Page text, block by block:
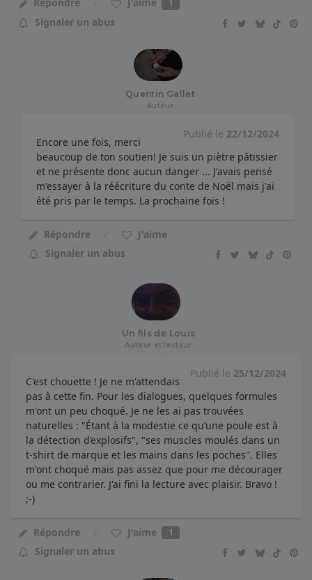
Répondre J'aime 1
Signaler un abus
Quentin Gallet
Auteur
Publié le 22/12/2024
Encore une fois, merci
beaucoup de ton soutien! Je suis un piètre pâtissier
et ne présente donc aucun danger ... J'avais pensé
m'essayer à la réécriture du conte de Noël mais j'ai
été pris par le temps. La prochaine fois !
Répondre
J'aime
Signaler un abus
Un fils de Louis
Auteur et lecteur
Publié le 25/12/2024
C'est chouette ! Je ne m'attendais
pas à cette fin. Pour les dialogues, quelques formules
m'ont un peu choqué. Je ne les ai pas trouvées
naturelles : "Étant à la modestie ce qu’une poule est à
la détection d’explosifs", "ses muscles moulés dans un
t-shirt de marque et les mains dans les poches". Elles
m'ont choqué mais pas assez que pour me décourager
ou me contrarier. J'ai fini la lecture avec plaisir. Bravo !
;-)
Répondre J'aime 1
Signaler un abus